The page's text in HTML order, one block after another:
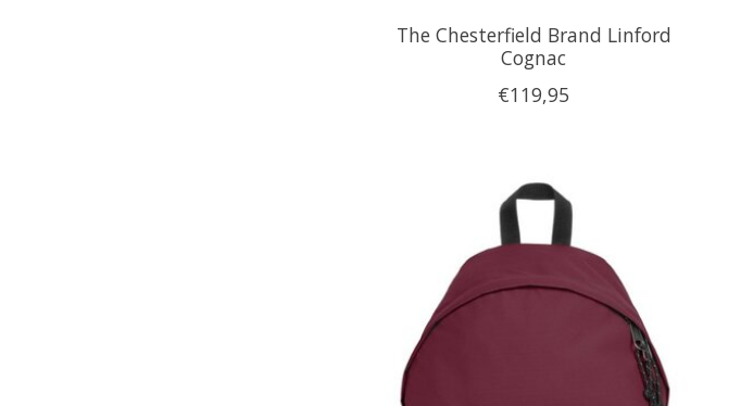
The Chesterfield Brand Linford
Cognac
€119,95